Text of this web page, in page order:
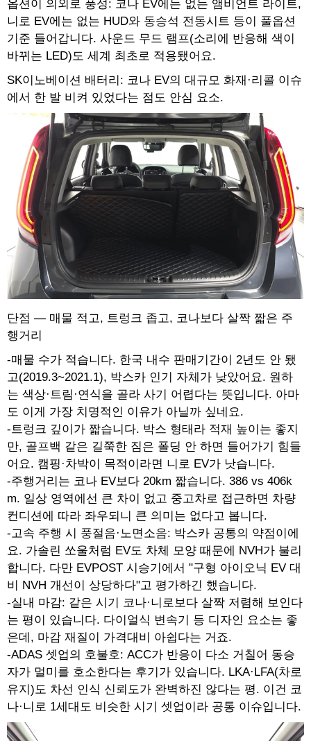
옵션이 의외로 풍성: 코나 EV에는 없는 앰비언트 라이트,
니로 EV에는 없는 HUD와 동승석 전동시트 등이 풀옵션
기준 들어갑니다. 사운드 무드 램프(소리에 반응해 색이
바뀌는 LED)도 세계 최초로 적용됐어요.
SK이노베이션 배터리: 코나 EV의 대규모 화재·리콜 이슈
에서 한 발 비켜 있었다는 점도 안심 요소.
단점 — 매물 적고, 트렁크 좁고, 코나보다 살짝 짧은 주
행거리
-매물 수가 적습니다. 한국 내수 판매기간이 2년도 안 됐
고(2019.3~2021.1), 박스카 인기 자체가 낮았어요. 원하
는 색상·트림·연식을 골라 사기 어렵다는 뜻입니다. 아마
도 이게 가장 치명적인 이유가 아닐까 싶네요.
-트렁크 깊이가 짧습니다. 박스 형태라 적재 높이는 좋지
만, 골프백 같은 길쭉한 짐은 폴딩 안 하면 들어가기 힘들
어요. 캠핑·차박이 목적이라면 니로 EV가 낫습니다.
-주행거리는 코나 EV보다 20km 짧습니다. 386 vs 406k
m. 일상 영역에선 큰 차이 없고 중고차로 접근하면 차량
컨디션에 따라 좌우되니 큰 의미는 없다고 봅니다.
-고속 주행 시 풍절음·노면소음: 박스카 공통의 약점이에
요. 가솔린 쏘울처럼 EV도 차체 모양 때문에 NVH가 불리
합니다. 다만 EVPOST 시승기에서 "구형 아이오닉 EV 대
비 NVH 개선이 상당하다"고 평가하긴 했습니다.
-실내 마감: 같은 시기 코나·니로보다 살짝 저렴해 보인다
는 평이 있습니다. 다이얼식 변속기 등 디자인 요소는 좋
은데, 마감 재질이 가격대비 아쉽다는 거죠.
-ADAS 셋업의 호불호: ACC가 반응이 다소 거칠어 동승
자가 멀미를 호소한다는 후기가 있습니다. LKA·LFA(차로
유지)도 차선 인식 신뢰도가 완벽하진 않다는 평. 이건 코
나·니로 1세대도 비슷한 시기 셋업이라 공통 이슈입니다.